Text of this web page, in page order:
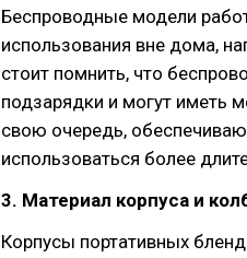
Беспроводные модели
использования вне дома,
стоит помнить, что
подзарядки и могут
свою очередь,
использоваться более
3. Материал корпуса и
Корпусы портативных